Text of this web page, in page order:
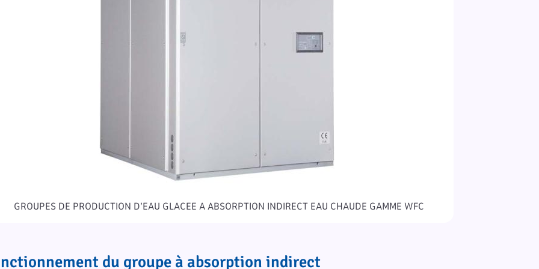
GROUPES DE PRODUCTION D’EAU GLACEE A ABSORPTION INDIRECT EAU CHAUDE GAMME WFC
du groupe à absorption indirect